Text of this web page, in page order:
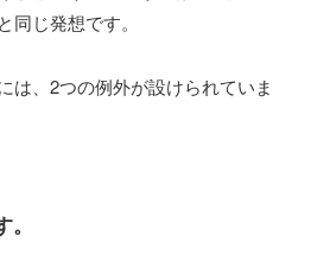
同じ発想です。
は、2つの例外が設けられていま